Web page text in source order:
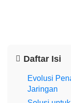
Daftar Isi
Evolusi
Jaringan